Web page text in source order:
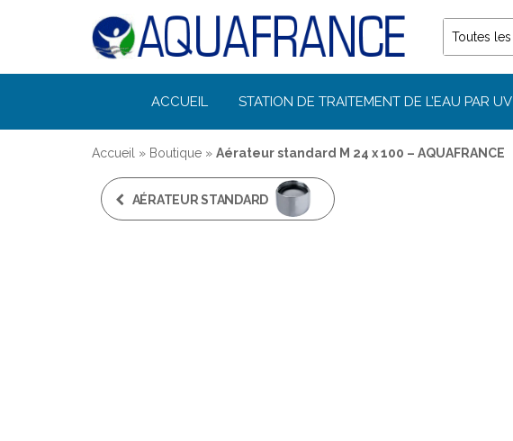
Désinfection
Uv de l'eau |
Filtration et
Potabilisation
ACCUEIL STATION DE TRAITEMENT DE L’EAU PAR UV
Accueil » Boutique » Aérateur standard M 24 x 100 – AQUAFRANCE
AÉRATEUR STANDARD